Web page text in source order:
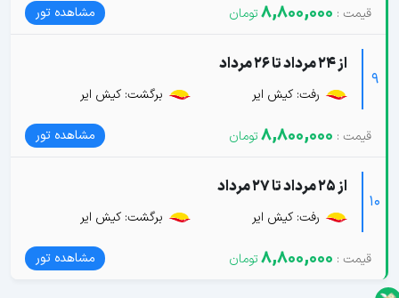
8,800,000 مشاهده تور
9
از 24 مرداد تا 26 مرداد
رفت: کیش ایر برگشت: کیش ایر
8,800,000 مشاهده تور
10
از 25 مرداد تا 27 مرداد
رفت: کیش ایر برگشت: کیش ایر
8,800,000 مشاهده تور